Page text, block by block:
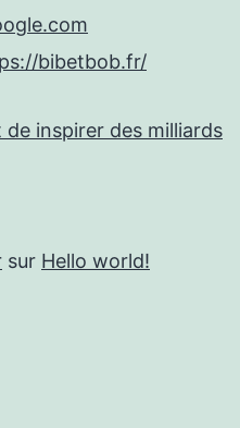
bibetbob.fr/
inspirer des milliards
sur Hello world!